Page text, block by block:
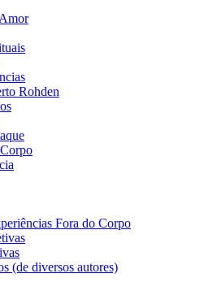
Rohden
Fora do Corpo
(de diversos autores)